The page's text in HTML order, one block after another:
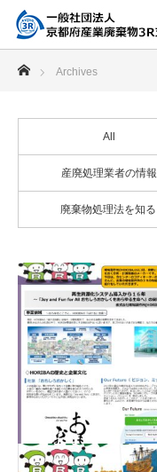
ホーム
Archives
All
産廃処理業者の情報
廃棄物処理法を知る